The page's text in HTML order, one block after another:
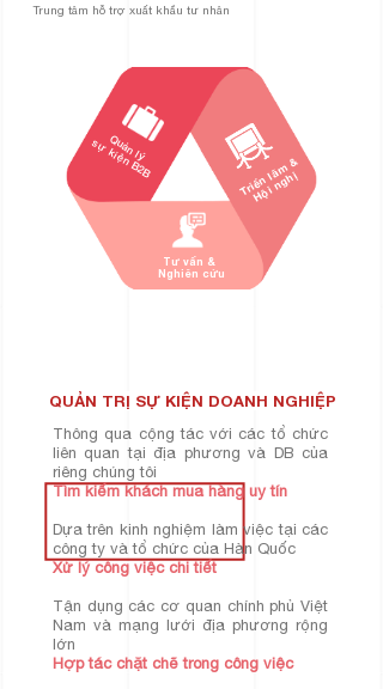
Trung tâm hỗ trợ xuất khẩu tư nhân
Quản lý
sự kiện B2B
Tư vấn &
Nghiên cứu
Triển lãm &
Hội nghị
Thông qua cộng tác với các tổ chức
liên quan tại địa phương và DB của
riêng chúng tôi
Tìm kiếm khách mua hàng uy tín
Dựa trên kinh nghiệm làm việc tại các
công ty và tổ chức của Hàn Quốc
Xử lý công việc chi tiết
Tận dụng các cơ quan chính phủ Việt
Nam và mạng lưới địa phương rộng
lớn
Hợp tác chặt chẽ trong công việc
QUẢN TRỊ SỰ KIỆN DOANH NGHIỆP